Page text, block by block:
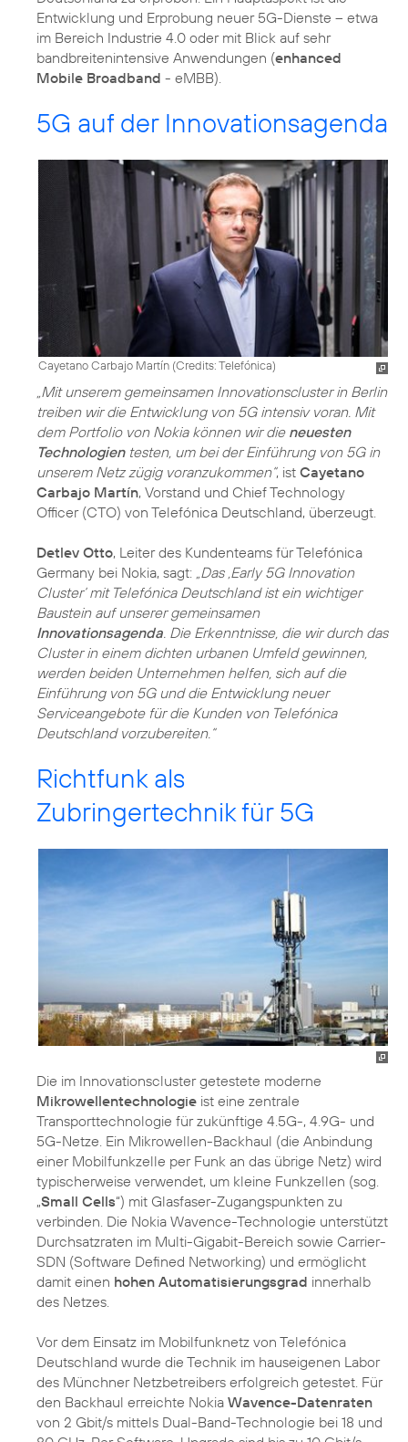
Entwicklung und Erprobung neuer 5G-Dienste – etwa
im Bereich Industrie 4.0 oder mit Blick auf sehr
bandbreitenintensive Anwendungen (enhanced
Mobile Broadband - eMBB).
5G auf der Innovationsagenda
Cayetano Carbajo Martín (Credits: Telefónica)
„Mit unserem gemeinsamen Innovationscluster in Berlin
treiben wir die Entwicklung von 5G intensiv voran. Mit
dem Portfolio von Nokia können wir die neuesten
Technologientesten, um bei der Einführung von 5G in
unserem Netz zügig voranzukommen“, ist Cayetano
Carbajo Martín, Vorstand und Chief Technology
Officer (CTO) von Telefónica Deutschland, überzeugt.
Detlev Otto, Leiter des Kundenteams für Telefónica
Germany bei Nokia, sagt: „Das ‚Early 5G Innovation
Cluster‘ mit Telefónica Deutschland ist ein wichtiger
Baustein auf unserer gemeinsamen
Innovationsagenda. Die Erkenntnisse, die wir durch das
Cluster in einem dichten urbanen Umfeld gewinnen,
werden beiden Unternehmen helfen, sich auf die
Einführung von 5G und die Entwicklung neuer
Serviceangebote für die Kunden von Telefónica
Deutschland vorzubereiten.“
Richtfunk als
Zubringertechnik für 5G
Die im Innovationscluster getestete moderne
Mikrowellentechnologie ist eine zentrale
Transporttechnologie für zukünftige 4.5G-, 4.9G- und
5G-Netze. Ein Mikrowellen-Backhaul (die Anbindung
einer Mobilfunkzelle per Funk an das übrige Netz) wird
typischerweise verwendet, um kleine Funkzellen (sog.
„Small Cells“) mit Glasfaser-Zugangspunkten zu
verbinden. Die Nokia Wavence-Technologie unterstützt
Durchsatzraten im Multi-Gigabit-Bereich sowie Carrier-
SDN (Software Defined Networking) und ermöglicht
damit einen hohen Automatisierungsgrad innerhalb
des Netzes.
Vor dem Einsatz im Mobilfunknetz von Telefónica
Deutschland wurde die Technik im hauseigenen Labor
des Münchner Netzbetreibers erfolgreich getestet. Für
den Backhaul erreichte Nokia Wavence-Datenraten
von 2 Gbit/s mittels Dual-Band-Technologie bei 18 und